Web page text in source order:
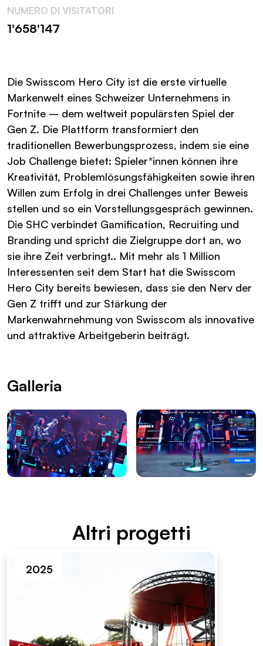
NUMERO DI VISITATORI
1'658'147
Die Swisscom Hero City ist die erste virtuelle
Markenwelt eines Schweizer Unternehmens in
Fortnite – dem weltweit populärsten Spiel der
Gen Z. Die Plattform transformiert den
traditionellen Bewerbungsprozess, indem sie eine
Job Challenge bietet: Spieler*innen können ihre
Kreativität, Problemlösungsfähigkeiten sowie ihren
Willen zum Erfolg in drei Challenges unter Beweis
stellen und so ein Vorstellungsgespräch gewinnen.
Die SHC verbindet Gamification, Recruiting und
Branding und spricht die Zielgruppe dort an, wo
sie ihre Zeit verbringt.. Mit mehr als 1 Million
Interessenten seit dem Start hat die Swisscom
Hero City bereits bewiesen, dass sie den Nerv der
Gen Z trifft und zur Stärkung der
Markenwahrnehmung von Swisscom als innovative
und attraktive Arbeitgeberin beiträgt.
Galleria
Altri proget­ti
2025